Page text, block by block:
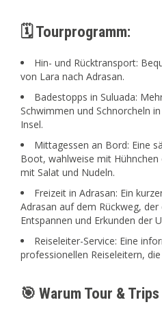
🗓️ Tourprogramm:
Hin- und Rücktransport:
von Lara nach Adrasan.
Badestopps in Suluada:
Schwimmen und Schnorcheln
Insel.
Mittagessen an Bord: Eine
Boot, wahlweise mit
mit Salat und Nudeln.
Freizeit in Adrasan: Ein
Adrasan auf dem Rückweg,
Entspannen und Erkunden der
Reiseleiter-Service: Eine
professionellen Reiseleitern,
🎯 Warum Tour &